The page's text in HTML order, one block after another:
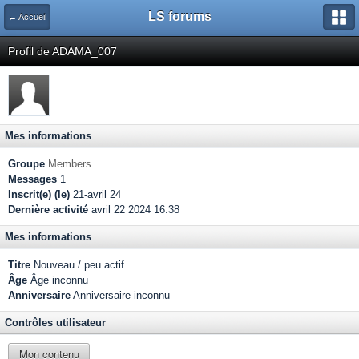
← Accueil LS forums
Profil de ADAMA_007
Mes informations
Groupe Members
Messages 1
Inscrit(e) (le) 21-avril 24
Dernière activité avril 22 2024 16:38
Mes informations
Titre Nouveau / peu actif
Âge Âge inconnu
Anniversaire Anniversaire inconnu
Contrôles utilisateur
Mon contenu